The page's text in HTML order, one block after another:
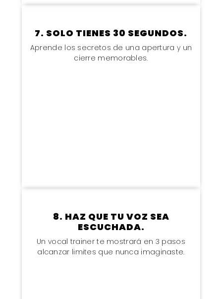
7. SOLO TIENES 30 SEGUNDOS.
Aprende los secretos de una apertura y un
cierre memorables.
8. HAZ QUE TU VOZ SEA
ESCUCHADA.
Un vocal trainer te mostrará en 3 pasos
alcanzar limites que nunca imaginaste.